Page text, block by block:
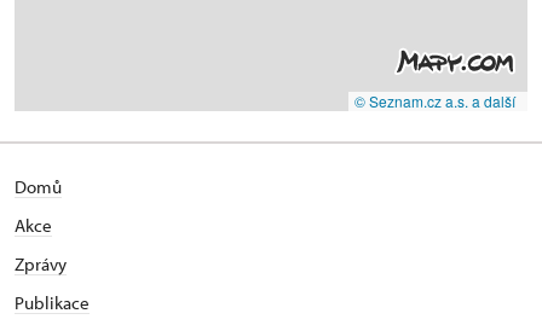
© Seznam.cz a.s. a další
Domů
Akce
Zprávy
Publikace